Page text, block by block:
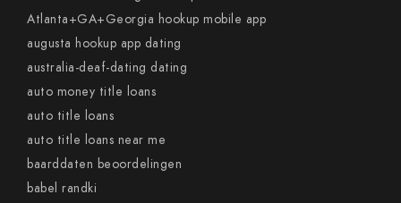
Atlanta+GA+Georgia hookup mobile app
augusta hookup app dating
australia-deaf-dating dating
auto money title loans
auto title loans
auto title loans near me
baarddaten beoordelingen
babel randki